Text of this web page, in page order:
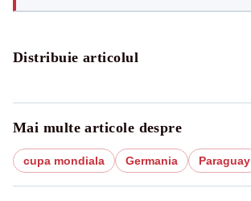
Distribuie articolul
Mai multe articole despre
cupa mondiala Germania Paraguay